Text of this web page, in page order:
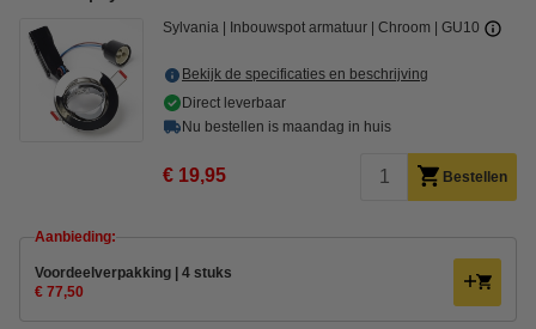
Sylvania Inbouwspot armatuur Chroom GU10
Bekijk de specificaties en beschrijving
Direct leverbaar
Nu bestellen is maandag in huis
€ 19,95 Bestellen
Aanbieding:
Voordeelverpakking | 4 stuks
€ 77,50